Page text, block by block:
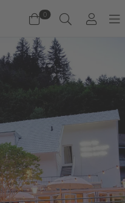
0
im Warenkorb.